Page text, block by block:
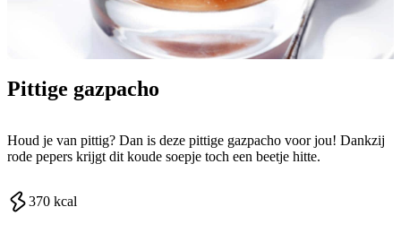
Pittige gazpacho
Houd je van pittig? Dan is deze pittige gazpacho voor jou! Dankzij
rode pepers krijgt dit koude soepje toch een beetje hitte.
370 kcal